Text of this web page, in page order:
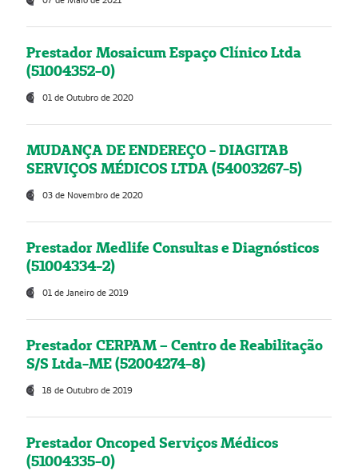
Prestador Mosaicum Espaço Clínico Ltda
(51004352-0)
01 de Outubro de 2020
MUDANÇA DE ENDEREÇO - DIAGITAB
SERVIÇOS MÉDICOS LTDA (54003267-5)
03 de Novembro de 2020
Prestador Medlife Consultas e Diagnósticos
(51004334-2)
01 de Janeiro de 2019
Prestador CERPAM – Centro de Reabilitação
S/S Ltda-ME (52004274-8)
18 de Outubro de 2019
Prestador Oncoped Serviços Médicos
(51004335-0)